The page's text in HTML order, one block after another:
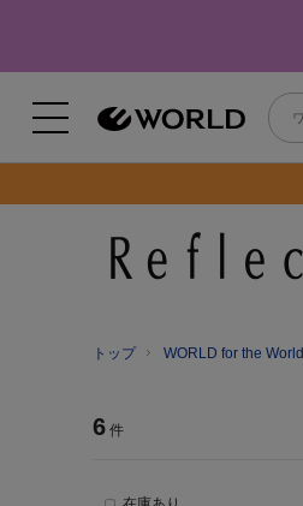
トップ WORLD for the World
6 件